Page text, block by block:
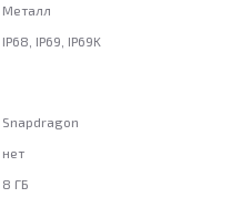
Металл
IP68, IP69, IP69K
Snapdragon
нет
8 ГБ